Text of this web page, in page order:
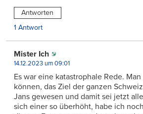
Antworten
1 Antwort
Mister Ich
14.12.2023 um 09:01
Es war eine katastrophale Rede.
können, das Ziel der ganzen
Jans gewesen und damit sei jetzt
sich einer so überhöht, habe ich